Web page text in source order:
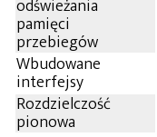
odświeżania
pamięci
przebiegów
Wbudowane
interfejsy
Rozdzielczość
pionowa